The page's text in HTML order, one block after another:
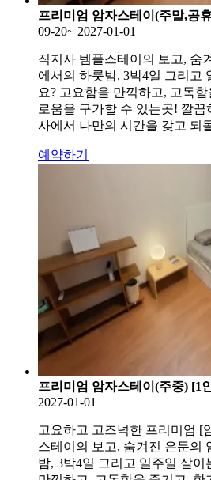
프리미엄 암자스테이(주말,공
09-20~ 2027-01-01
직지사 템플스테이의 보고, 숨
에서의 하룻밤, 3박4일 그리고
요? 고요함을 만끽하고, 고독
로움을 구가할 수 있는곳! 깔
사에서 나만의 시간을 갖고 되
예약하기
프리미엄 암자스테이(주중) [1
2027-01-01
고요하고 고즈넉한 프리미엄 [
스테이의 보고, 숨겨진 은둔의
밤, 3박4일 그리고 일주일 살이